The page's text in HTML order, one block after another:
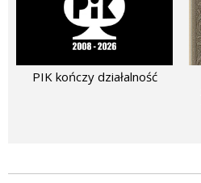
PIK kończy działalność